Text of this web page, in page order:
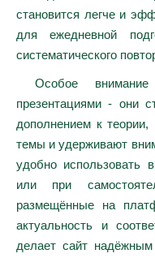
становится легче и
для ежедневной
систематического
Особое
презентациями - они
дополнением к
темы и удерживают
удобно использовать
или при
размещённые на
актуальность и
делает сайт